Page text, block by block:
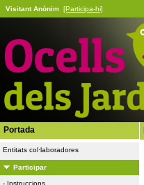
Visitant Anònim [Participa-hi]
Portada
Entitats col·laboradores
Participar
- Instruccions